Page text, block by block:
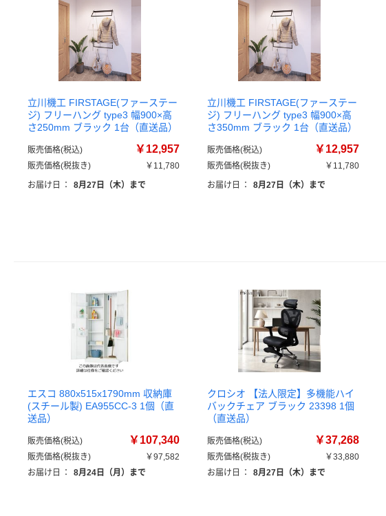
立川機工 FIRSTAGE(ファーステー
ジ) フリーハング type3 幅900×高
さ250mm ブラック 1台（直送品）
販売価格(税込) ￥12,957
販売価格(税抜き)
￥11,780
お届け日
： 8月27日（木）まで
立川機工 FIRSTAGE(ファーステー
ジ) フリーハング type3 幅900×高
さ350mm ブラック 1台（直送品）
販売価格(税込) ￥12,957
販売価格(税抜き)
￥11,780
お届け日
： 8月27日（木）まで
エスコ 880x515x1790mm 収納庫
(スチール製) EA955CC-3 1個（直
送品）
販売価格(税込) ￥107,340
販売価格(税抜き)
￥97,582
お届け日
： 8月24日（月）まで
クロシオ 【法人限定】多機能ハイ
バックチェア ブラック 23398 1個
（直送品）
販売価格(税込) ￥37,268
販売価格(税抜き)
￥33,880
お届け日
： 8月27日（木）まで